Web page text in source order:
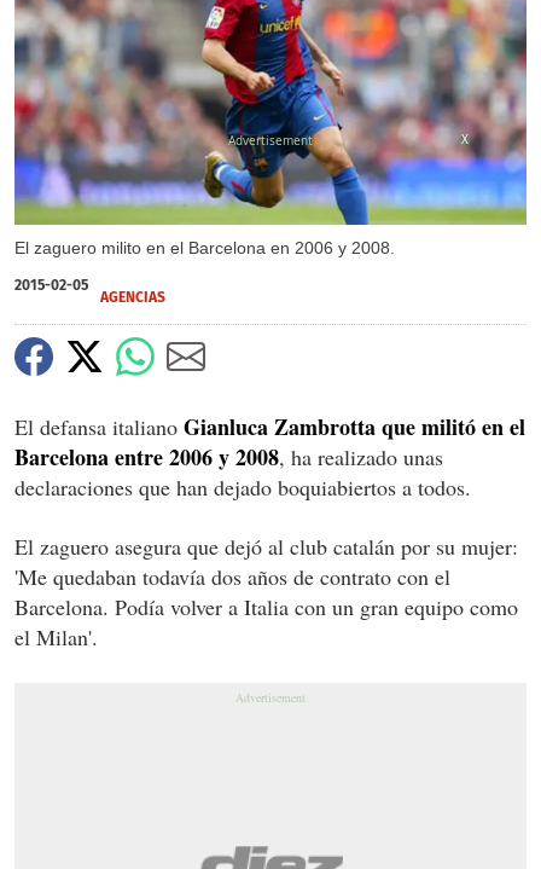
El zaguero milito en el Barcelona en 2006 y 2008.
X
2015-02-05
AGENCIAS
El defansa italiano Gianluca Zambrotta que militó en el
Barcelona entre 2006 y 2008, ha realizado unas
declaraciones que han dejado boquiabiertos a todos.
El zaguero asegura que dejó al club catalán por su mujer:
'Me quedaban todavía dos años de contrato con el
Barcelona. Podía volver a Italia con un gran equipo como
el Milan'.